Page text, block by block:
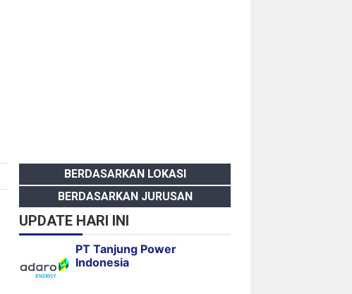
BERDASARKAN LOKASI
BERDASARKAN JURUSAN
UPDATE HARI INI